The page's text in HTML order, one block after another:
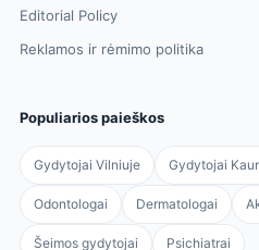
Editorial Policy
Reklamos ir rėmimo politika
Populiarios paieškos
Gydytojai Vilniuje Gydytojai
Odontologai Dermatologai
Šeimos gydytojai Psichiatrai